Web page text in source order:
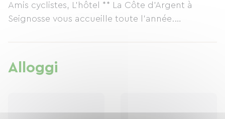
Amis cyclistes, L'hôtel ** La Côte d'Argent à
Seignosse vous accueille toute l'année.
d'adapter une chambre double en chambre
familiale, avec 2 chambres communicantes.
gratuitement
Alloggi